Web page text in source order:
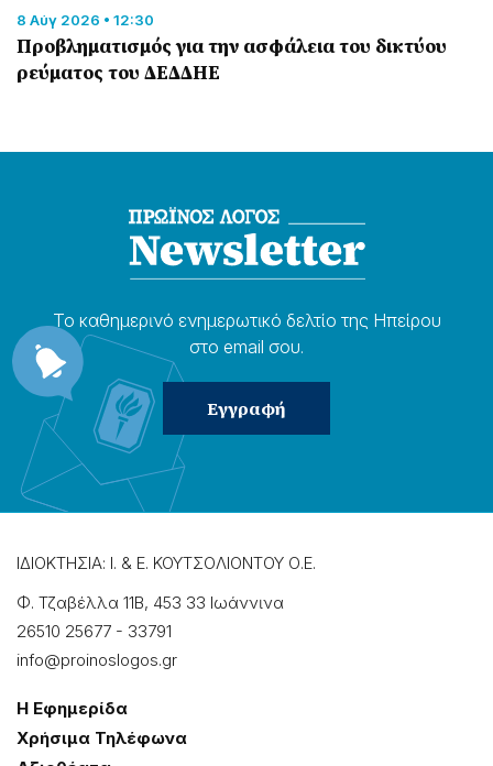
8 Αύγ 2026 • 12:30
Προβληματισμός για την ασφάλεια του δικτύου
ρεύματος του ΔΕΔΔΗΕ
Το καθημερɩνό ενημερωτɩκό δελτίο της Ηπείρου
στο email σου.
ΙΔΙΟΚΤΗΣΙΑ: Ι. & Ε. ΚΟΥΤΣΟΛΙΟΝΤΟΥ Ο.Ε.
Φ. Τζαβέλλα 11Β, 453 33 Ιωάννɩνα
26510 25677 - 33791
info@proinoslogos.gr
Η Εφημερίδα
Χρήσɩμα Τηλέφωνα